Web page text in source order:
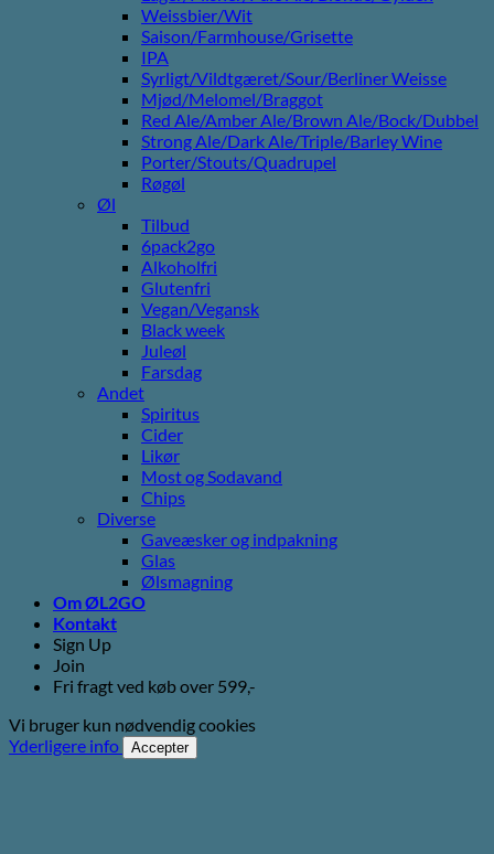
Weissbier/Wit
Saison/Farmhouse/Grisette
IPA
Syrligt/Vildtgæret/Sour/Berliner Weisse
Mjød/Melomel/Braggot
Red Ale/Amber Ale/Brown Ale/Bock/Dubbel
Strong Ale/Dark Ale/Triple/Barley Wine
Porter/Stouts/Quadrupel
Røgøl
Øl
Tilbud
6pack2go
Alkoholfri
Glutenfri
Vegan/Vegansk
Black week
Juleøl
Farsdag
Andet
Spiritus
Cider
Likør
Most og Sodavand
Chips
Diverse
Gaveæsker og indpakning
Glas
Ølsmagning
Om ØL2GO
Kontakt
Sign Up
Join
Fri fragt ved køb over 599,-
Vi bruger kun nødvendig cookies
Yderligere info
Accepter